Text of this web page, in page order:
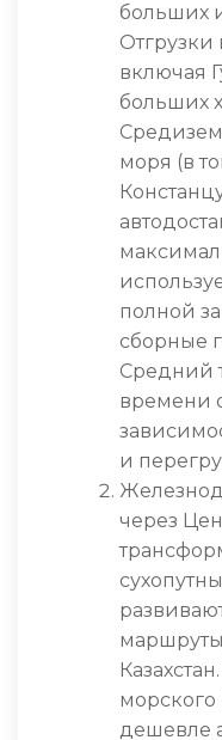
больших
Отгрузки
включая
больших
моря (в
полной
сборные
Средний
времени
и
через
дешевле